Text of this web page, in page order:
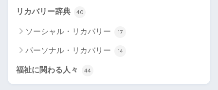
リカバリー辞典 40
ソーシャル・リカバリー 17
パーソナル・リカバリー 14
福祉に関わる人々 44